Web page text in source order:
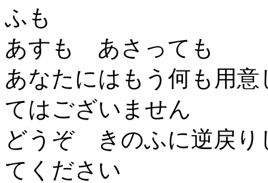
ふも
あすも あさっても
あなたにはもう何も用意
てはございません
どうぞ きのふに逆戻り
てください